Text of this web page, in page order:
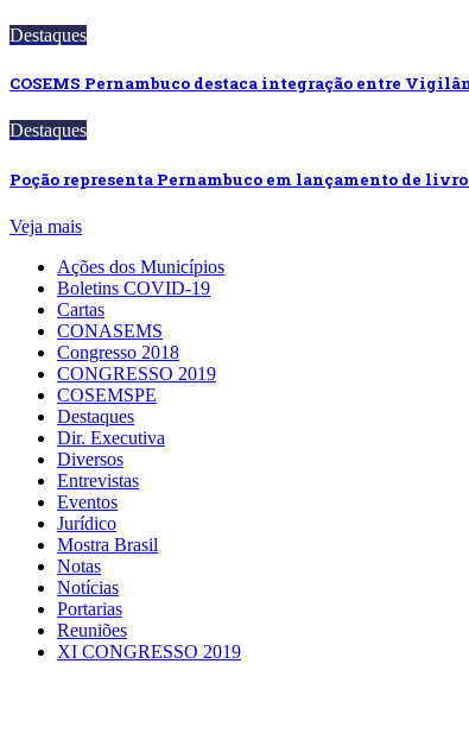
Destaques
COSEMS Pernambuco destaca integração entre
Destaques
Poção representa Pernambuco em lançamento de
Veja mais
Ações dos Municípios
Boletins COVID-19
Cartas
CONASEMS
Congresso 2018
CONGRESSO 2019
COSEMSPE
Destaques
Dir. Executiva
Diversos
Entrevistas
Eventos
Jurídico
Mostra Brasil
Notas
Notícias
Portarias
Reuniões
XI CONGRESSO 2019